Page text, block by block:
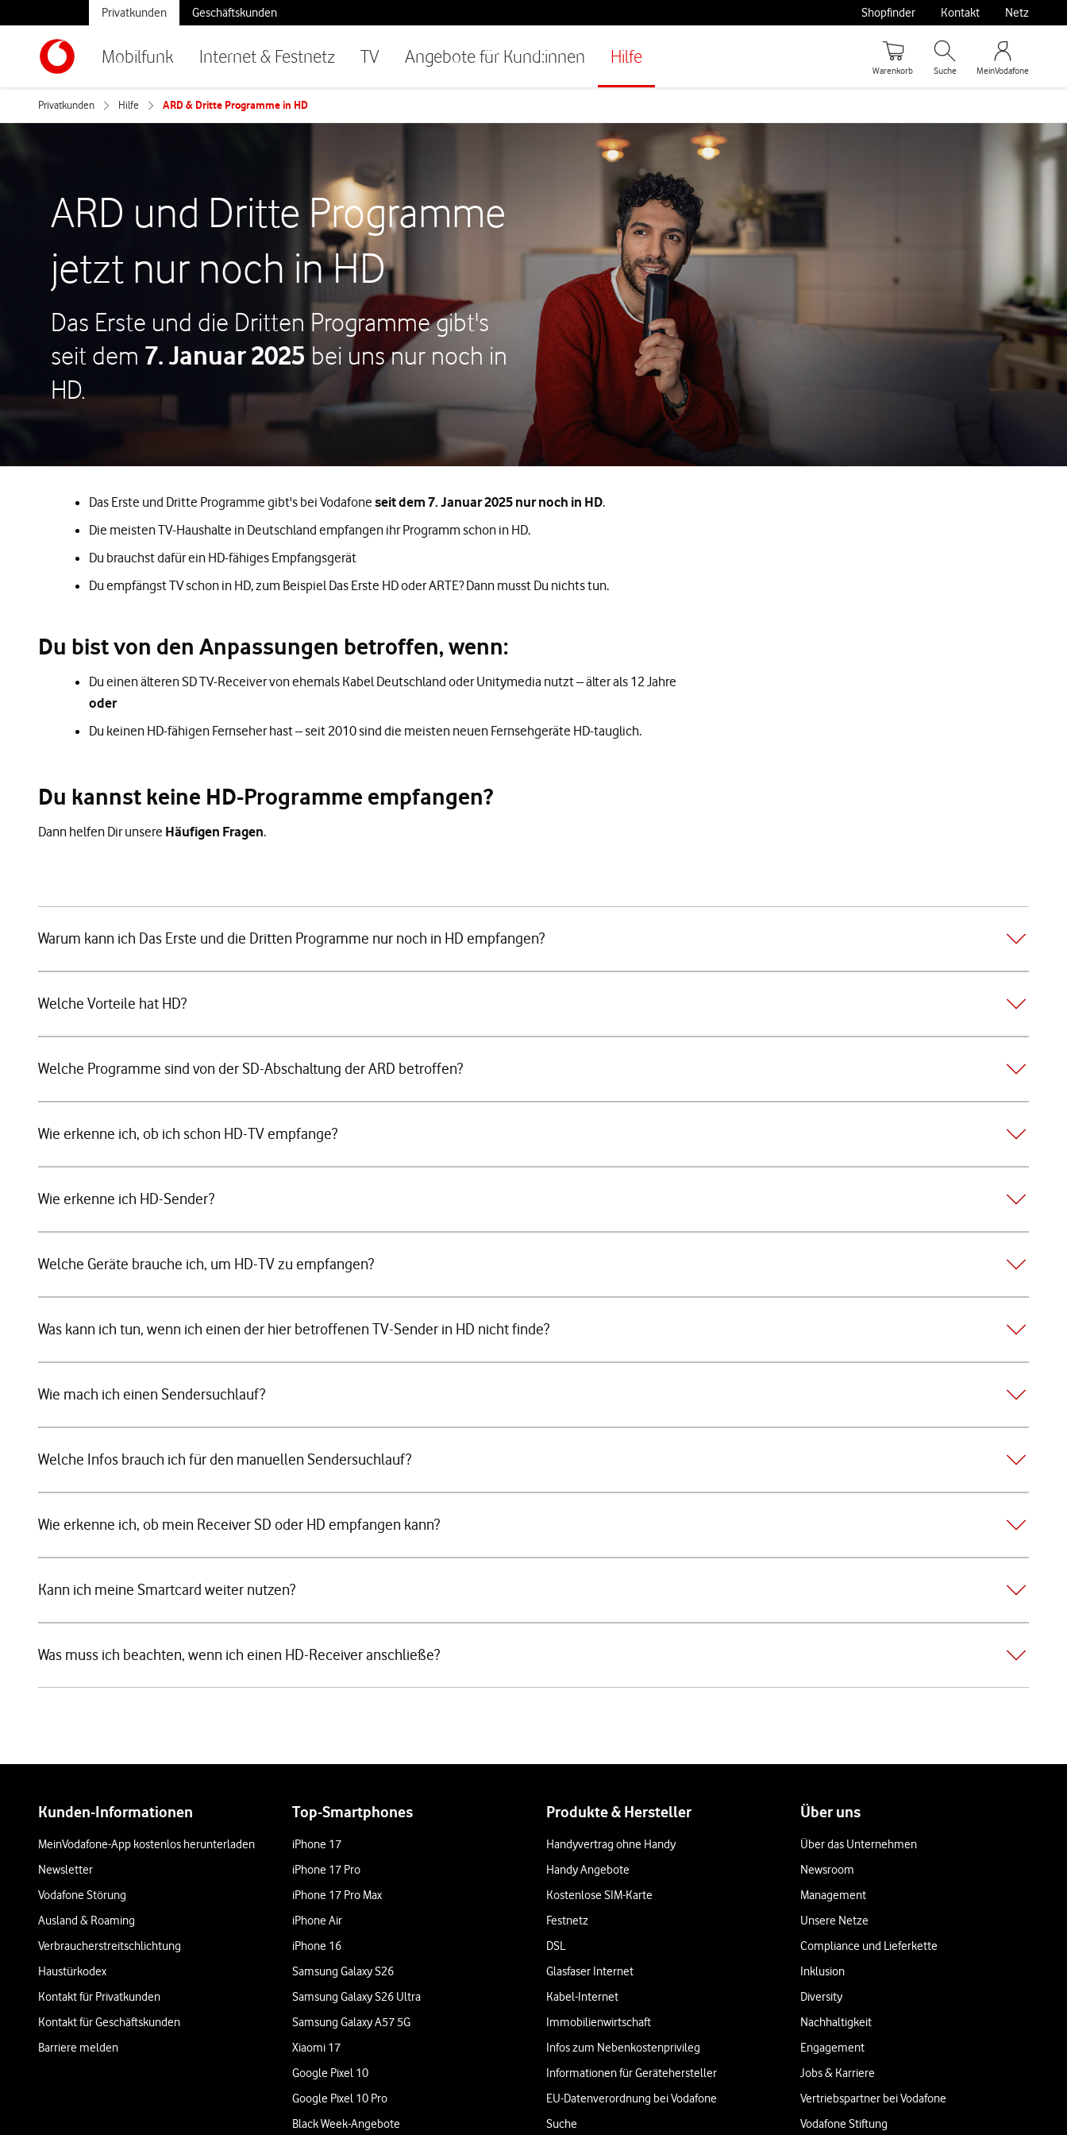
Mobilfunk Internet & Festnetz TV Angebote für Kund:innen Hilfe
Privatkunden Geschäftskunden Shopfinder Kontakt Netz
Warenkorb Suche MeinVodafone
Privatkunden Hilfe ARD & Dritte Programme in HD
ARD und Dritte Programme
jetzt nur noch in HD
Das Erste und die Dritten Programme gibt's
seit dem 7. Januar 2025 bei uns nur noch in
HD.
Das Erste und Dritte Programme gibt's bei Vodafone seit dem 7. Januar 2025 nur noch in HD.
Die meisten TV-Haushalte in Deutschland empfangen ihr Programm schon in HD.
Du brauchst dafür ein HD-fähiges Empfangsgerät
Du empfängst TV schon in HD, zum Beispiel Das Erste HD oder ARTE? Dann musst Du nichts tun.
Du bist von den Anpassungen betroffen, wenn:
Du einen älteren SD TV-Receiver von ehemals Kabel Deutschland oder Unitymedia nutzt – älter als 12 Jahre
oder
Du keinen HD-fähigen Fernseher hast – seit 2010 sind die meisten neuen Fernsehgeräte HD-tauglich.
Du kannst keine HD-Programme empfangen?
Dann helfen Dir unsere Häufigen Fragen.
Warum kann ich Das Erste und die Dritten Programme nur noch in HD empfangen?
Welche Vorteile hat HD?
Welche Programme sind von der SD-Abschaltung der ARD betroffen?
Wie erkenne ich, ob ich schon HD-TV empfange?
Wie erkenne ich HD-Sender?
Welche Geräte brauche ich, um HD-TV zu empfangen?
Was kann ich tun, wenn ich einen der hier betroffenen TV-Sender in HD nicht finde?
Wie mach ich einen Sendersuchlauf?
Welche Infos brauch ich für den manuellen Sendersuchlauf?
Wie erkenne ich, ob mein Receiver SD oder HD empfangen kann?
Kann ich meine Smartcard weiter nutzen?
Was muss ich beachten, wenn ich einen HD-Receiver anschließe?
Kunden-Informationen
MeinVodafone-App kostenlos herunterladen
Newsletter
Vodafone Störung
Ausland & Roaming
Verbraucherstreitschlichtung
Haustürkodex
Kontakt für Privatkunden
Kontakt für Geschäftskunden
Barriere melden
Top-Smartphones
iPhone 17
iPhone 17 Pro
iPhone 17 Pro Max
iPhone Air
iPhone 16
Samsung Galaxy S26
Samsung Galaxy S26 Ultra
Samsung Galaxy A57 5G
Xiaomi 17
Google Pixel 10
Google Pixel 10 Pro
Black Week-Angebote
Produkte & Hersteller
Handyvertrag ohne Handy
Handy Angebote
Kostenlose SIM-Karte
Festnetz
DSL
Glasfaser Internet
Kabel-Internet
Immobilienwirtschaft
Infos zum Nebenkostenprivileg
Informationen für Gerätehersteller
EU-Datenverordnung bei Vodafone
Suche
Über uns
Über das Unternehmen
Newsroom
Management
Unsere Netze
Compliance und Lieferkette
Inklusion
Diversity
Nachhaltigkeit
Engagement
Jobs & Karriere
Vertriebspartner bei Vodafone
Vodafone Stiftung